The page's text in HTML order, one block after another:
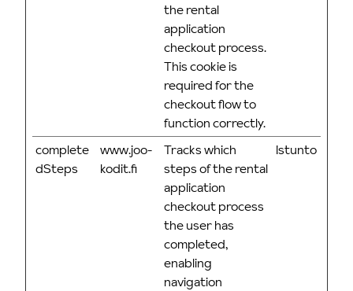
the rental
application
checkout process.
This cookie is
required for the
checkout flow to
function correctly.
complete
dSteps
www.joo-
kodit.fi
Tracks which
steps of the rental
application
checkout process
the user has
completed,
enabling
navigation
Istunto